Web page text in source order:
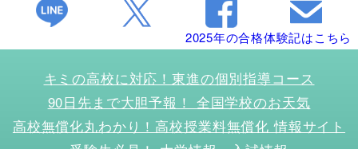
2025年の合格体験記はこちら
キミの高校に対応！東進の個別指導コース
90日先まで大胆予報！ 全国学校のお天気
高校無償化丸わかり！高校授業料無償化 情報サイト